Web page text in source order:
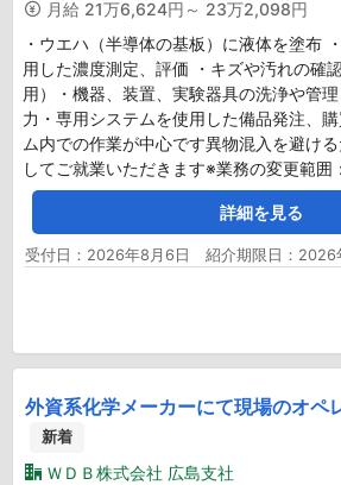
月給 21万6,624円～ 23万2,098円
・ウエハ（半導体の基板）に液体を塗布
用した濃度測定、評価 ・キズや汚れの確
用）・機器、装置、実験器具の洗浄や管
力・専用システムを使用した備品発注、
ム内での作業が中心です異物混入を避け
してご就業いただきます※業務の変更範囲
詳細を見る
受付日：2026年8月6日 紹介期限日：2026
外資系化学メーカーにて現場のオペ
新着
ＷＤＢ株式会社 広島支社